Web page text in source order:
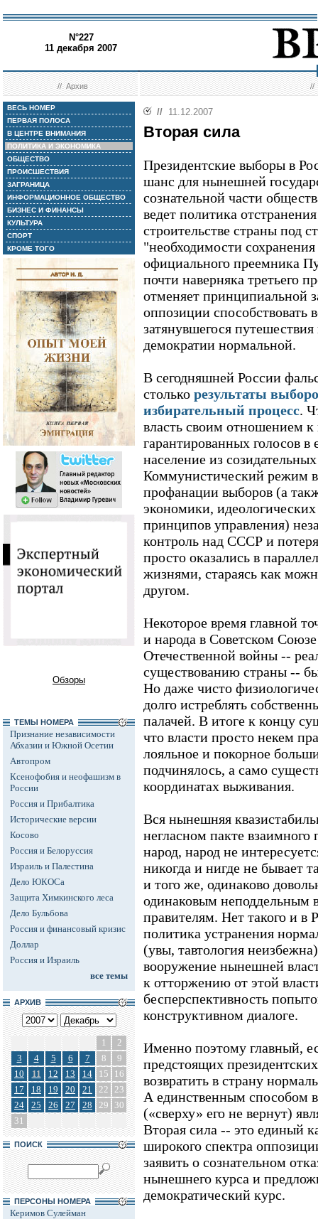
N°227
11 декабря 2007
//Архив //
ВЕСЬ НОМЕР
ПЕРВАЯ ПОЛОСА
В ЦЕНТРЕ ВНИМАНИЯ
ПОЛИТИКА И ЭКОНОМИКА
ОБЩЕСТВО
ПРОИСШЕСТВИЯ
ЗАГРАНИЦА
ИНФОРМАЦИОННОЕ ОБЩЕСТВО
БИЗНЕС И ФИНАНСЫ
КУЛЬТУРА
СПОРТ
КРОМЕ ТОГО
Обзоры
ТЕМЫ НОМЕРА
Признание независимости
Абхазии и Южной Осетии
Автопром
Ксенофобия и неофашизм в
России
Россия и Прибалтика
Исторические версии
Косово
Россия и Белоруссия
Израиль и Палестина
Дело ЮКОСа
Защита Химкинского леса
Дело Бульбова
Россия и финансовый кризис
Доллар
Россия и Израиль
все темы
АРХИВ
1
2
3
4 5 6 7 8
9
10
11 12 13 14 15
16
17
18 19 20 21 22 23
24
25 26 27 28 29
30
31
ПОИСК
ПЕРСОНЫ НОМЕРА
Керимов Сулейман
// 11.12.2007
Вторая сила
Президентские выборы в
шанс для нынешней
сознательной части
ведет политика
строительстве страны под
"необходимости
официального преемника
почти наверняка третьего
отменяет принципиальной
оппозиции способствовать
затянувшегося
демократии нормальной.
В сегодняшней России
столько результаты
избирательный процесс.
власть своим отношением
гарантированных голосов
население из
Коммунистический режим
профанации выборов (а
экономики,
принципов управления)
контроль над СССР и
просто оказались в
жизнями, стараясь как
другом.
Некоторое время главной
и народа в Советском
Отечественной войны --
существованию страны --
Но даже чисто
долго истреблять
палачей. В итоге к концу
что власти просто некем
лояльное и покорное
подчинялось, а само
координатах выживания.
Вся нынешняя
негласном пакте взаимного
народ, народ не
никогда и нигде не бывает
и того же, одинаково
одинаковым неподдельным
правителям. Нет такого и
политика устранения
(увы, тавтология
вооружение нынешней
к отторжению от этой
бесперспективность
конструктивном диалоге.
Именно поэтому главный,
предстоящих
возвратить в страну
А единственным способом
(«сверху» его не вернут)
Вторая сила -- это единый
широкого спектра
заявить о сознательном
нынешнего курса и
демократический курс.